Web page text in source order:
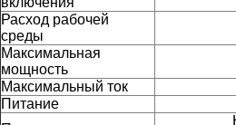
Расход рабочей
среды
Максимальная
мощность
Максимальный ток
Питание